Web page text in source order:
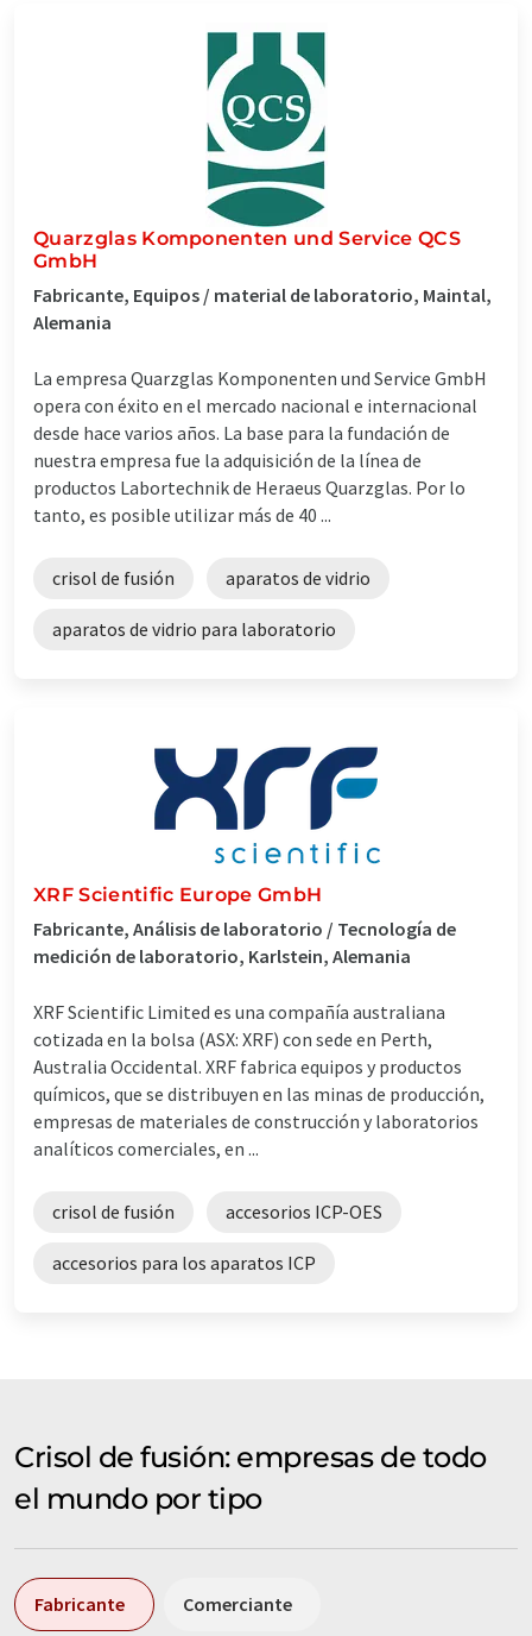
Quarzglas Komponenten und Service QCS
GmbH
Fabricante, Equipos / material de laboratorio, Maintal,
Alemania
La empresa Quarzglas Komponenten und Service GmbH
opera con éxito en el mercado nacional e internacional
desde hace varios años. La base para la fundación de
nuestra empresa fue la adquisición de la línea de
productos Labortechnik de Heraeus Quarzglas. Por lo
tanto, es posible utilizar más de 40 ...
crisol de fusión aparatos de vidrio
aparatos de vidrio para laboratorio
XRF Scientific Europe GmbH
Fabricante, Análisis de laboratorio / Tecnología de
medición de laboratorio, Karlstein, Alemania
XRF Scientific Limited es una compañía australiana
cotizada en la bolsa (ASX: XRF) con sede en Perth,
Australia Occidental. XRF fabrica equipos y productos
químicos, que se distribuyen en las minas de producción,
empresas de materiales de construcción y laboratorios
analíticos comerciales, en ...
crisol de fusión accesorios ICP-OES
accesorios para los aparatos ICP
Crisol de fusión: empresas de todo
el mundo por tipo
Fabricante Comerciante